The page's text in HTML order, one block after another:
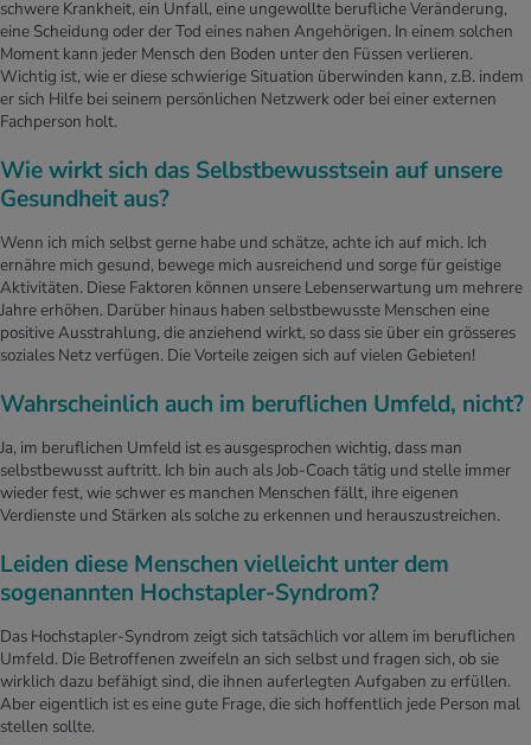
schwere Krankheit, ein Unfall, eine ungewollte berufliche Veränderung,
eine Scheidung oder der Tod eines nahen Angehörigen. In einem solchen
Moment kann jeder Mensch den Boden unter den Füssen verlieren.
Wichtig ist, wie er diese schwierige Situation überwinden kann, z.B. indem
er sich Hilfe bei seinem persönlichen Netzwerk oder bei einer externen
Fachperson holt.
Wie wirkt sich das Selbstbewusstsein auf unsere
Gesundheit aus?
Wenn ich mich selbst gerne habe und schätze, achte ich auf mich. Ich
ernähre mich gesund, bewege mich ausreichend und sorge für geistige
Aktivitäten. Diese Faktoren können unsere Lebenserwartung um mehrere
Jahre erhöhen. Darüber hinaus haben selbstbewusste Menschen eine
positive Ausstrahlung, die anziehend wirkt, so dass sie über ein grösseres
soziales Netz verfügen. Die Vorteile zeigen sich auf vielen Gebieten!
Wahrscheinlich auch im beruflichen Umfeld, nicht?
Ja, im beruflichen Umfeld ist es ausgesprochen wichtig, dass man
selbstbewusst auftritt. Ich bin auch als Job-Coach tätig und stelle immer
wieder fest, wie schwer es manchen Menschen fällt, ihre eigenen
Verdienste und Stärken als solche zu erkennen und herauszustreichen.
Leiden diese Menschen vielleicht unter dem
sogenannten Hochstapler-Syndrom?
Das Hochstapler-Syndrom zeigt sich tatsächlich vor allem im beruflichen
Umfeld. Die Betroffenen zweifeln an sich selbst und fragen sich, ob sie
wirklich dazu befähigt sind, die ihnen auferlegten Aufgaben zu erfüllen.
Aber eigentlich ist es eine gute Frage, die sich hoffentlich jede Person mal
stellen sollte.